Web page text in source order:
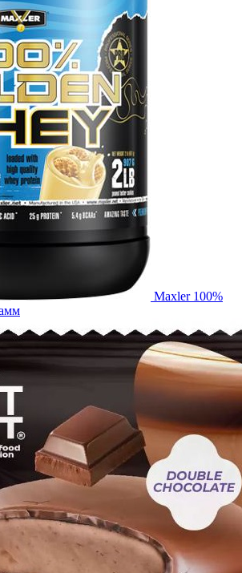
Maxler 100%